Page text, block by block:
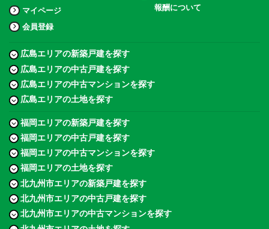
マイページ
会員登録
報酬について
広島エリアの新築戸建を探す
広島エリアの中古戸建を探す
広島エリアの中古マンションを探す
広島エリアの土地を探す
福岡エリアの新築戸建を探す
福岡エリアの中古戸建を探す
福岡エリアの中古マンションを探す
福岡エリアの土地を探す
北九州市エリアの新築戸建を探す
北九州市エリアの中古戸建を探す
北九州市エリアの中古マンションを探す